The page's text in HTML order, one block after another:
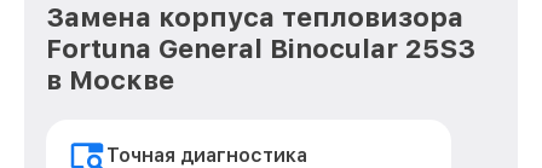
Замена корпуса тепловизора
Fortuna General Binocular 25S3
в Москве
Точная диагностика